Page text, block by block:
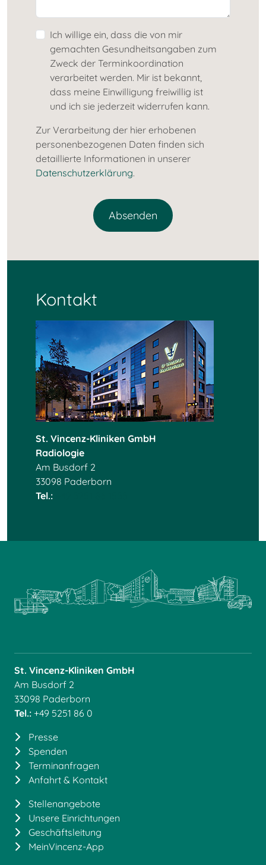
Ich willige ein, dass die von mir
gemachten Gesundheitsangaben zum
Zweck der Terminkoordination
verarbeitet werden. Mir ist bekannt,
dass meine Einwilligung freiwillig ist
und ich sie jederzeit widerrufen kann.
Zur Verarbeitung der hier erhobenen
personenbezogenen Daten finden sich
detaillierte Informationen in unserer
Datenschutzerklärung.
Kontakt
St. Vincenz-Kliniken GmbH
Radiologie
Am Busdorf 2
33098 Paderborn
Tel.:
St. Vincenz-Kliniken GmbH
Am Busdorf 2
33098 Paderborn
Tel.: +49 5251 86 0
Presse
Spenden
Terminanfragen
Anfahrt & Kontakt
Stellenangebote
Unsere Einrichtungen
Geschäftsleitung
MeinVincenz-App